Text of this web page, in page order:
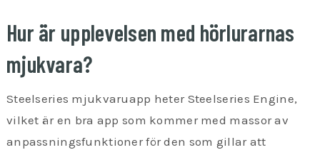
Hur är upplevelsen med hörlurarnas
mjukvara?
Steelseries mjukvaruapp heter Steelseries Engine,
vilket är en bra app som kommer med massor av
anpassningsfunktioner för den som gillar att